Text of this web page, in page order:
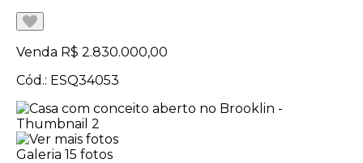
Venda R$ 2.830.000,00
Cód.: ESQ34053
Galeria 15 fotos